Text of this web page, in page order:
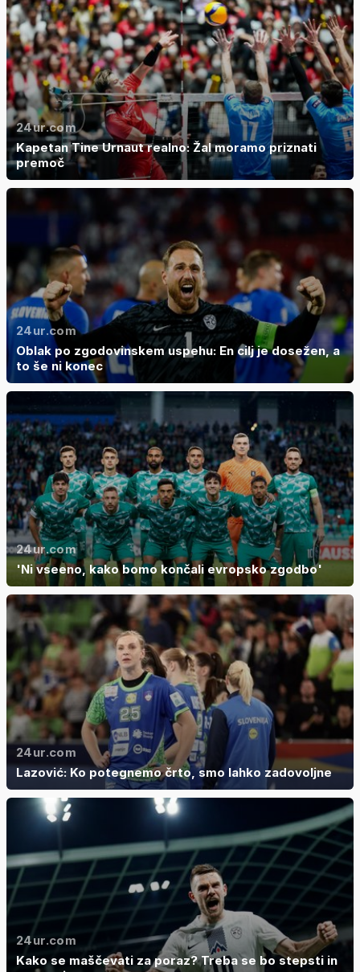
24ur.com
Kapetan Tine Urnaut realno: Žal moramo priznati
premoč
24ur.com
Oblak po zgodovinskem uspehu: En cilj je dosežen, a
to še ni konec
24ur.com
'Ni vseeno, kako bomo končali evropsko zgodbo'
24ur.com
Lazović: Ko potegnemo črto, smo lahko zadovoljne
24ur.com
Kako se maščevati za poraz? Treba se bo stepsti in